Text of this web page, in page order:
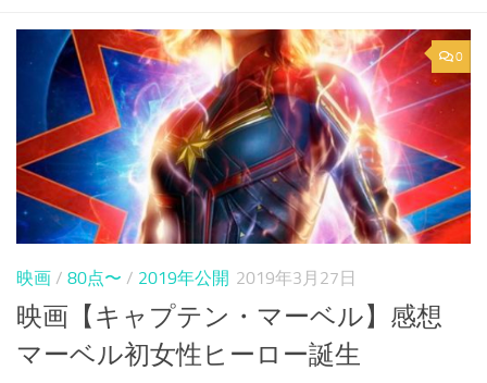
0
映画 / 80点〜 / 2019年公開 2019年3月27日
映画【キャプテン・マーベル】感想
マーベル初女性ヒーロー誕生